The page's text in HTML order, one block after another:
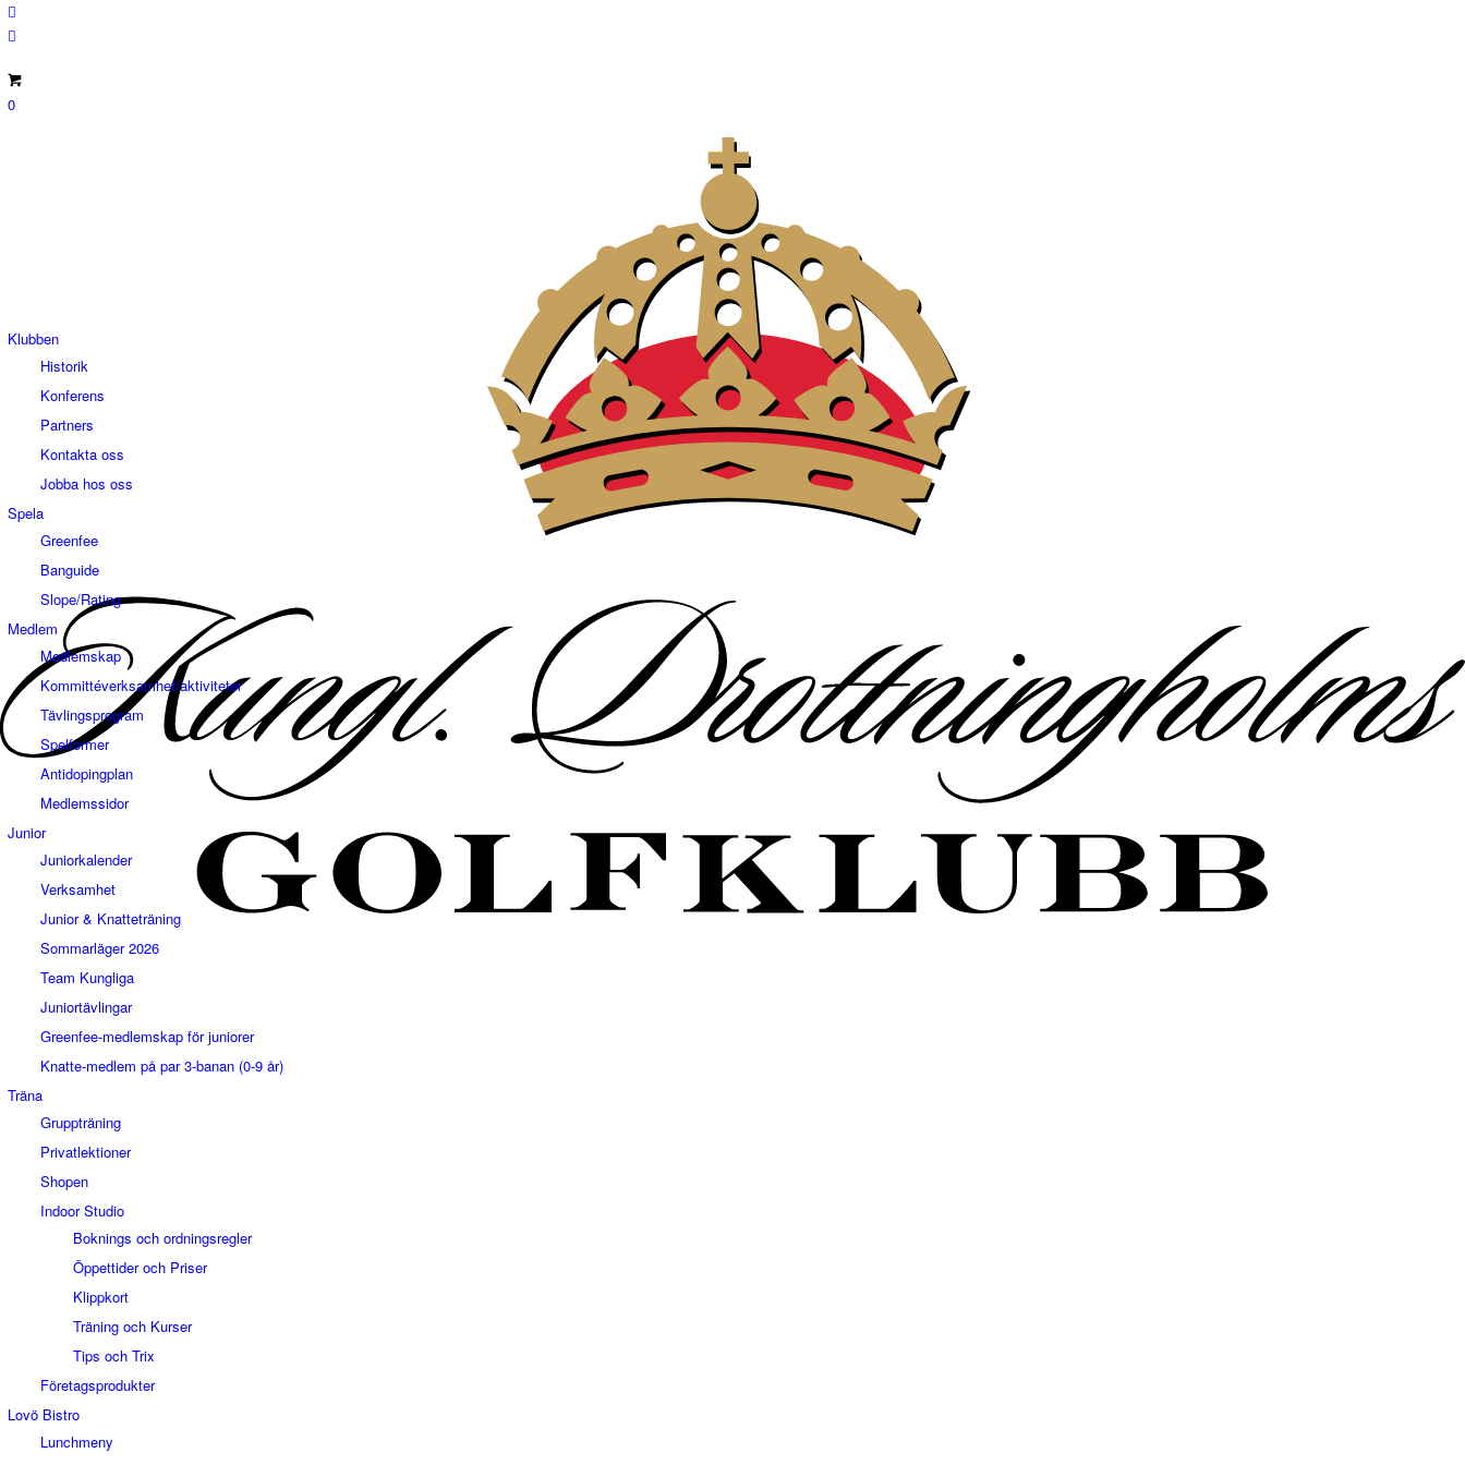
0
Klubben
Historik
Konferens
Partners
Kontakta oss
Jobba hos oss
Spela
Greenfee
Banguide
Slope/Rating
Medlem
Medlemskap
Kommittéverksamhet/aktiviteter
Tävlingsprogram
Spelformer
Antidopingplan
Medlemssidor
Junior
Juniorkalender
Verksamhet
Junior & Knatteträning
Sommarläger 2026
Team Kungliga
Juniortävlingar
Greenfee-medlemskap för juniorer
Knatte-medlem på par 3-banan (0-9 år)
Träna
Gruppträning
Privatlektioner
Shopen
Indoor Studio
Boknings och ordningsregler
Öppettider och Priser
Klippkort
Träning och Kurser
Tips och Trix
Företagsprodukter
Lovö Bistro
Lunchmeny